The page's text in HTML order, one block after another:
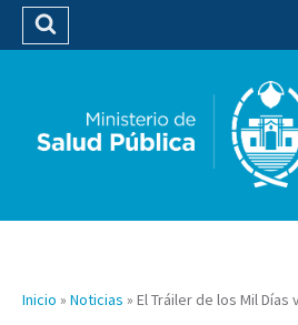
Biblioteca
Buscar
Inicio » Noticias » El Tráiler de los Mil